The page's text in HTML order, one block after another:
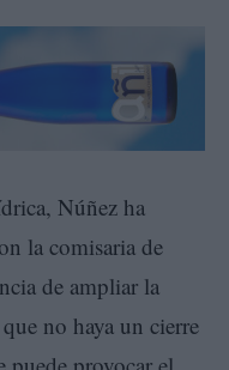
Núñez ha
la comisaria de
de ampliar la
no haya un cierre